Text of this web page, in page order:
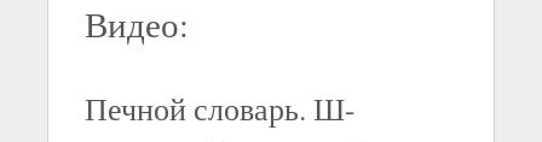
Видео:
Печной словарь. Ш-